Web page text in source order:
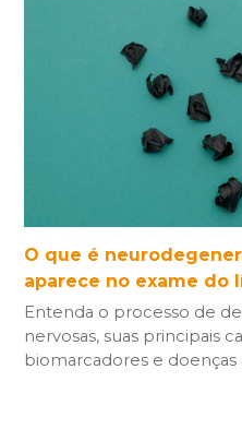
O que é
aparece no exame do
Entenda o processo de
nervosas, suas principais
biomarcadores e doenças